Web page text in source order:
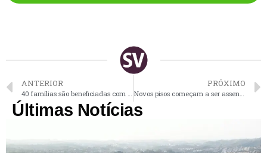
ANTERIOR PRÓXIMO
Últimas Notícias